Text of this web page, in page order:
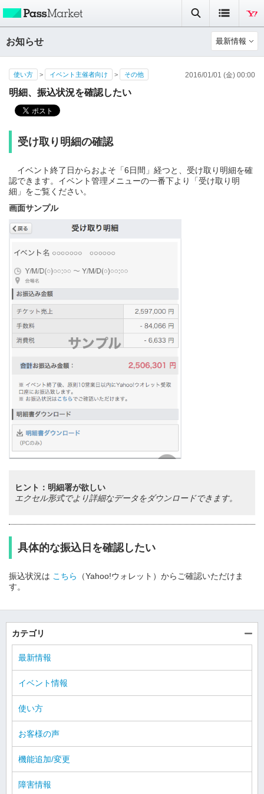
お知らせ 最新情報
使い方 > イベント主催者向け > その他 2016/01/01 (金) 00:00
明細、振込状況を確認したい
受け取り明細の確認
イベント終了日からおよそ「6日間」経つと、受け取り明細を確
認できます。イベント管理メニューの一番下より「受け取り明
細」をご覧ください。
画面サンプル
ヒント：明細署が欲しい
エクセル形式でより詳細なデータをダウンロードできます。
具体的な振込日を確認したい
振込状況は こちら
（Yahoo!ウォレット）からご確認いただけま
す。
カテゴリ
最新情報
イベント情報
使い方
お客様の声
機能追加/変更
障害情報